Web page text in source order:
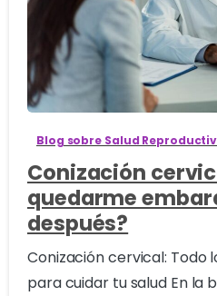
Blog sobre Salud
Conización
quedarme
después?
Conización cervical: Todo
para cuidar tu salud En la